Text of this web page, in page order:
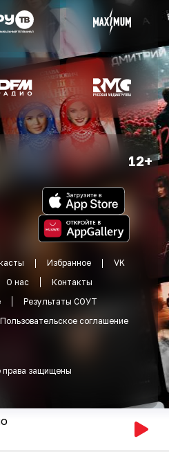
12+
Избранное
VK
О нас
Контакты
Результаты СОУТ
Пользовательское соглашение
права защищены